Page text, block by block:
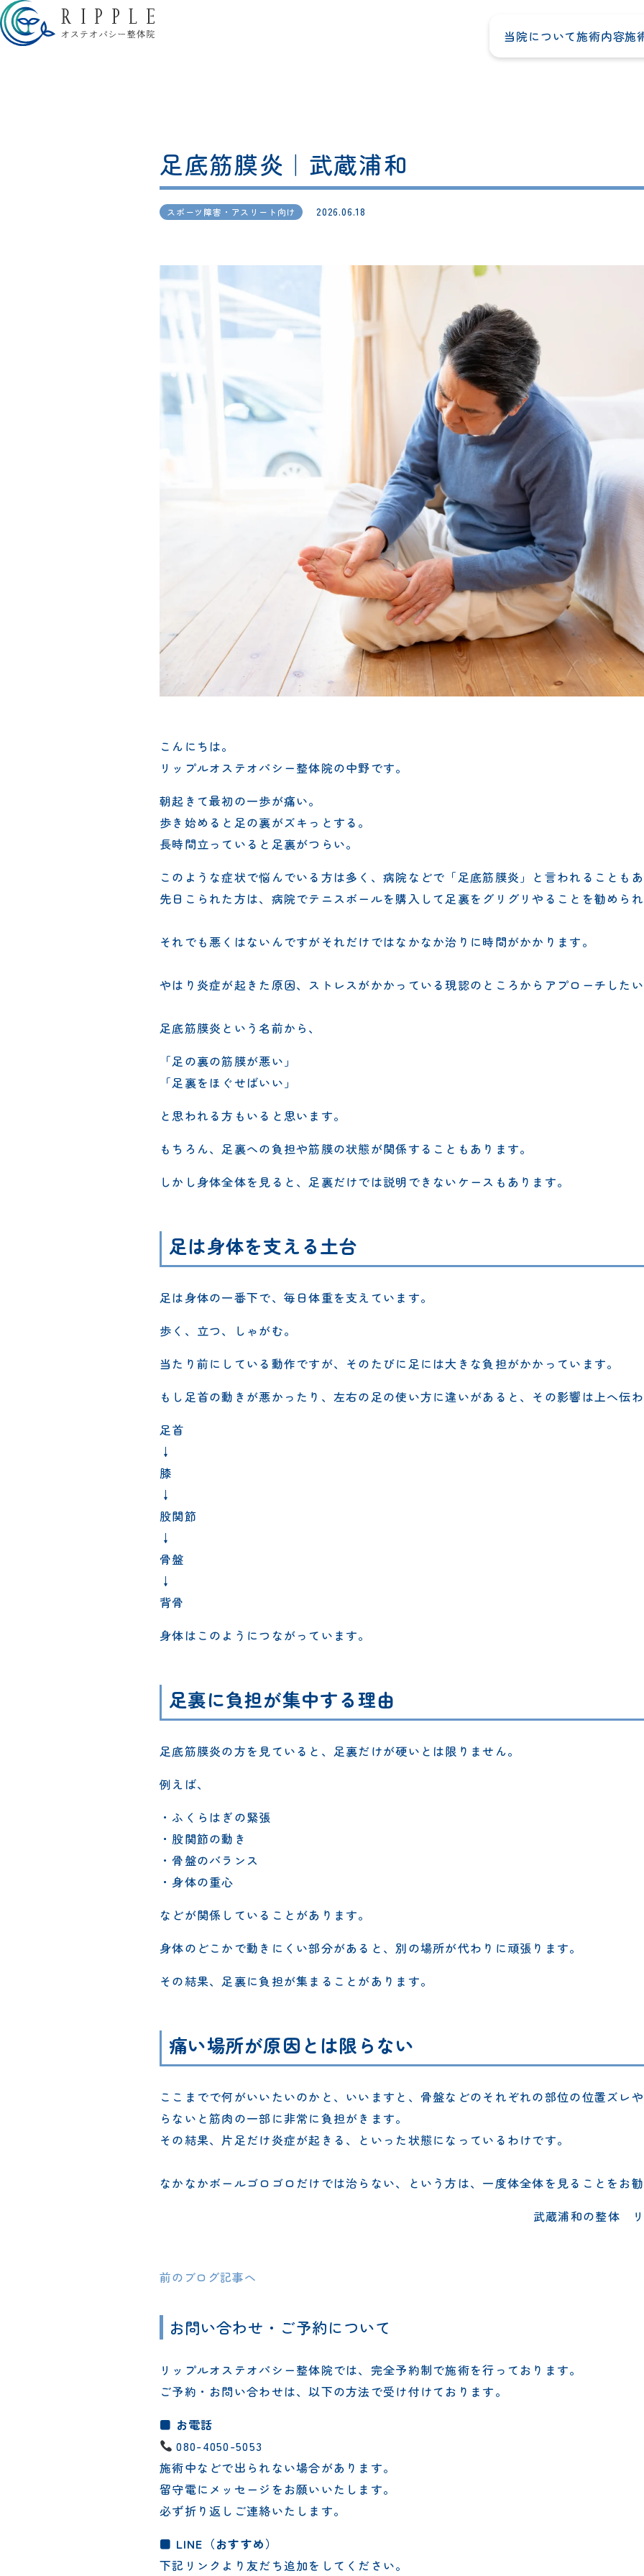
当院について施術内容施
足底筋膜炎｜武蔵浦和
スポーツ障害・アスリート向け 2026.06.18
こんにちは。
リップルオステオパシー整体院の中野です。
朝起きて最初の一歩が痛い。
歩き始めると足の裏がズキっとする。
長時間立っていると足裏がつらい。
このような症状で悩んでいる方は多く、病院などで「足底筋膜炎」と言われることも
先日こられた方は、病院でテニスボールを購入して足裏をグリグリやることを勧めら
それでも悪くはないんですがそれだけではなかなか治りに時間がかかります。
やはり炎症が起きた原因、ストレスがかかっている現認のところからアプローチした
足底筋膜炎という名前から、
「足の裏の筋膜が悪い」
「足裏をほぐせばいい」
と思われる方もいると思います。
もちろん、足裏への負担や筋膜の状態が関係することもあります。
しかし身体全体を見ると、足裏だけでは説明できないケースもあります。
足は身体を支える土台
足は身体の一番下で、毎日体重を支えています。
歩く、立つ、しゃがむ。
当たり前にしている動作ですが、そのたびに足には大きな負担がかかっています。
もし足首の動きが悪かったり、左右の足の使い方に違いがあると、その影響は上へ伝
足首
↓
膝
↓
股関節
↓
骨盤
↓
背骨
身体はこのようにつながっています。
足裏に負担が集中する理由
足底筋膜炎の方を見ていると、足裏だけが硬いとは限りません。
例えば、
・ふくらはぎの緊張
・股関節の動き
・骨盤のバランス
・身体の重心
などが関係していることがあります。
身体のどこかで動きにくい部分があると、別の場所が代わりに頑張ります。
その結果、足裏に負担が集まることがあります。
痛い場所が原因とは限らない
ここまでで何がいいたいのかと、いいますと、骨盤などのそれぞれの部位の位置ズレ
らないと筋肉の一部に非常に負担がきます。
その結果、片足だけ炎症が起きる、といった状態になっているわけです。
なかなかボールゴロゴロだけでは治らない、という方は、一度体全体を見ることをお
武蔵浦和の整体
前のブログ記事へ
お問い合わせ・ご予約について
リップルオステオパシー整体院では、完全予約制で施術を行っております。
ご予約・お問い合わせは、以下の方法で受け付けております。
■ お電話
080-4050-5053
施術中などで出られない場合があります。
留守電にメッセージをお願いいたします。
必ず折り返しご連絡いたします。
■ LINE（おすすめ）
下記リンクより友だち追加をしてください。